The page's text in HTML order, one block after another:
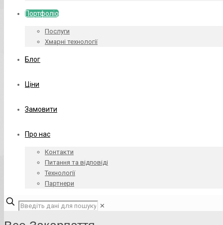
Портфоліо
Послуги
Хмарні технології
Блог
Ціни
Замовити
Про нас
Контакти
Питання та відповіді
Технології
Партнери
✕